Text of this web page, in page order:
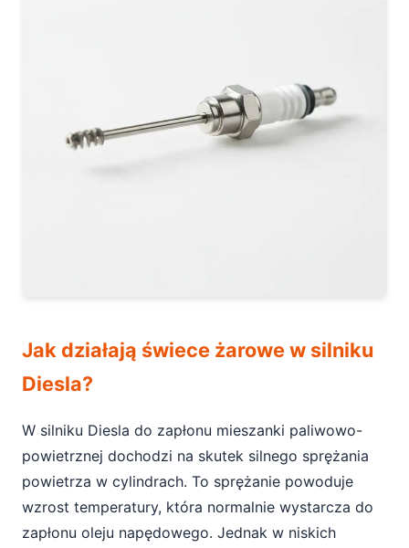
Jak działają świece żarowe w silniku
Diesla?
W silniku Diesla do zapłonu mieszanki paliwowo-
powietrznej dochodzi na skutek silnego sprężania
powietrza w cylindrach. To sprężanie powoduje
wzrost temperatury, która normalnie wystarcza do
zapłonu oleju napędowego. Jednak w niskich